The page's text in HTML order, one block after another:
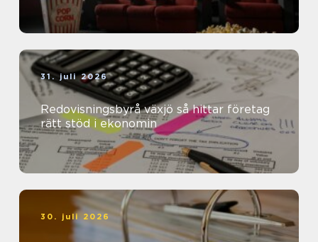
31. juli 2026
Redovisningsbyrå växjö så hittar företag
rätt stöd i ekonomin
30. juli 2026